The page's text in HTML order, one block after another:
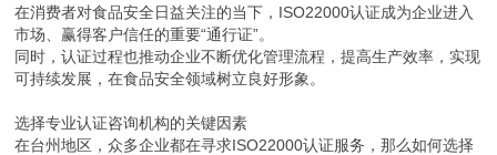
在消费者对食品安全日益关注的当下，ISO22000认证成为企业进入
市场、赢得客户信任的重要“通行证”。
同时，认证过程也推动企业不断优化管理流程，提高生产效率，实现
可持续发展，在食品安全领域树立良好形象。
选择专业认证咨询机构的关键因素
在台州地区，众多企业都在寻求ISO22000认证服务，那么如何选择